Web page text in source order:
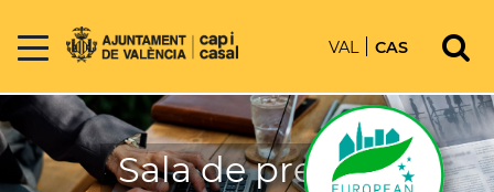
VAL CAS
Sala de prensa